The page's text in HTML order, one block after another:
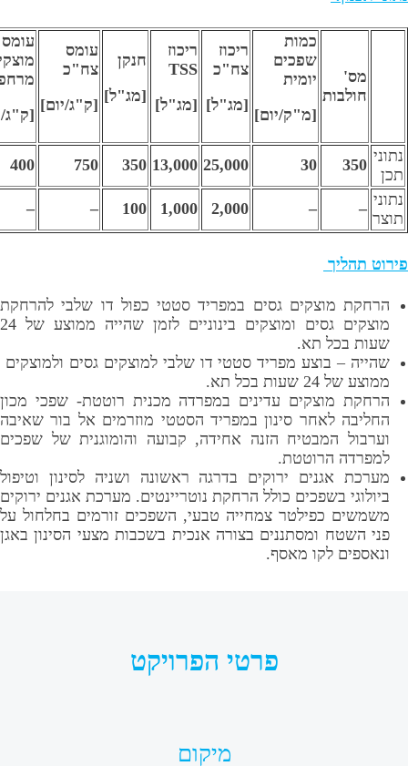
יומית
[מ"ק/יום]
ריכוז
צח"כ
ריכוז
TSS
[מג"ל]
חנקן
[מג"ל]
צח"כ
[ק"ג/יום]
מוצקים
מרחפים
[ק"ג/יום]
30
25,000
13,000
350
750
400
–
1,000
100
–
מוצקים גסים במפריד סטטי כפול דו שלבי להרחקת
מוצקים גסים ומוצקים בינוניים לזמן שהייה ממוצע של 24
תא.
– בוצע מפריד סטטי דו שלבי למוצקים גסים ולמוצקים
בכל תא.
מוצקים עדינים במפרדה מכנית רוטטת- שפכי מכון
לאחר סינון במפריד הסטטי מוזרמים אל בור שאיבה
המבטיח הזנה אחידה, קבועה והומוגנית של שפכים
הרוטטת.
אגנים ירוקים בדרגה ראשונה ושניה לסינון וטיפול
בשפכים כולל הרחקת נוטריינטים. מערכת אגנים ירוקים
כפילטר צמחייה טבעי, השפכים זורמים בחלחול על
ומסתננים בצורה אנכית בשכבות מצעי הסינון באגן
לקו מאסף.
פרטי הפרויקט